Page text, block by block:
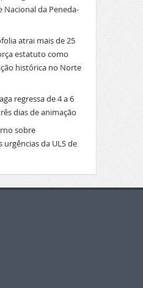
Nacional da Peneda-
atrai mais de 25
estatuto como
histórica no Norte
regressa de 4 a 6
dias de animação
sobre
da ULS de